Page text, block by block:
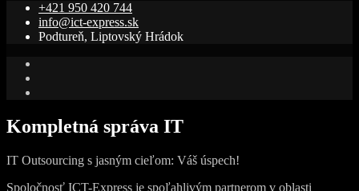
+421 950 420 744
info@ict-express.sk
Podtureň, Liptovský Hrádok
Kompletná správa IT
IT Outsourcing s jasným cieľom: Váš úspech!
Spoločnosť ICT-Express je spoľahlivým partnerom v oblasti